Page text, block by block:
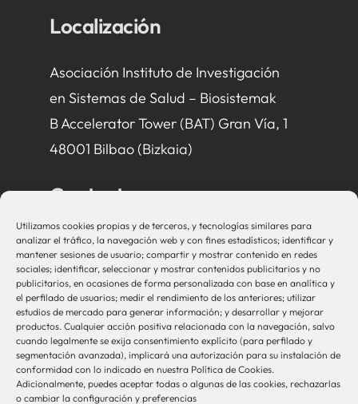
Utilizamos cookies propias y de terceros, y tecnologías similares para
analizar el tráfico, la navegación web y con fines estadísticos; identificar y
mantener sesiones de usuario; compartir y mostrar contenido en redes
sociales; identificar, seleccionar y mostrar contenidos publicitarios y no
publicitarios, en ocasiones de forma personalizada con base en analítica y
el perfilado de usuarios; medir el rendimiento de los anteriores; utilizar
estudios de mercado para generar información; y desarrollar y mejorar
productos. Cualquier acción positiva relacionada con la navegación, salvo
cuando legalmente se exija consentimiento explícito (para perfilado y
segmentación avanzada), implicará una autorización para su instalación de
conformidad con lo indicado en nuestra Política de Cookies.
Adicionalmente, puedes aceptar todas o algunas de las cookies, rechazarlas
o cambiar la configuración y preferencias
Localización
Asociación Instituto de Investigación
en Sistemas de Salud – Biosistemak
B Accelerator Tower (BAT) Gran Vía, 1
48001 Bilbao (Bizkaia)
Contacto
bio-sistemak@bio-sistemak.eus
944 00 77 90
Otros Enlaces
Osakidetza